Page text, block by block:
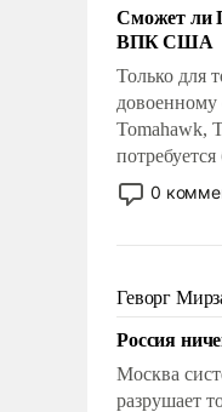
Сможет ли
ВПК США
Только для
довоенному
Tomahawk,
небольшая
опустошила
Китаем.
0
Геворг
Россия
Москва
разрушает